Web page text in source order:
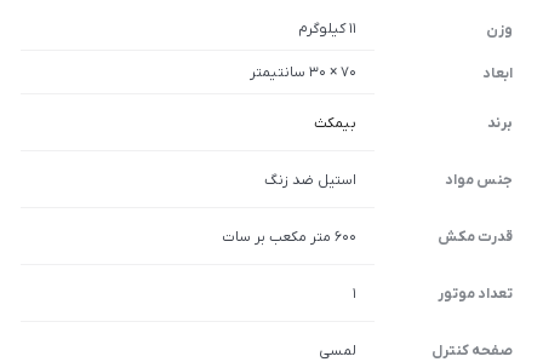
وزن 11 کیلوگرم
ابعاد 70 × 30 سانتیمتر
برند بیمکث
جنس مواد استیل ضد زنگ
قدرت مکش 600 متر مکعب بر سات
تعداد موتور 1
صفحه کنترل لمسی